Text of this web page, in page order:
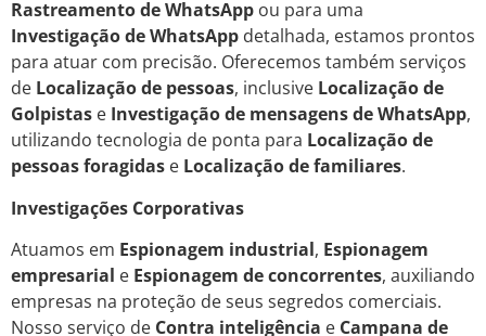
Rastreamento de WhatsApp ou para uma
Investigação de WhatsApp detalhada, estamos prontos
para atuar com precisão. Oferecemos também serviços
de Localização de pessoas, inclusive Localização de
Golpistas e Investigação de mensagens de WhatsApp,
utilizando tecnologia de ponta para Localização de
pessoas foragidas e Localização de familiares.
Investigações Corporativas
Atuamos em Espionagem industrial, Espionagem
empresarial e Espionagem de concorrentes, auxiliando
empresas na proteção de seus segredos comerciais.
Nosso serviço de Contra inteligência e Campana de